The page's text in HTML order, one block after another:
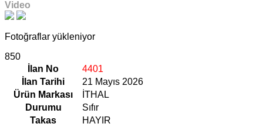
Video
Fotoğraflar yükleniyor
850
İlan No
4401
İlan Tarihi
21 Mayıs 2026
Ürün Markası
İTHAL
Durumu
Sıfır
Takas
HAYIR